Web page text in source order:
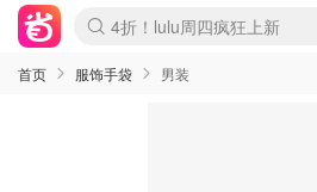
Boticinal 夏促开抢！
4折！lulu周四疯狂上新
速领！Stanley独家85折
Zalando 奥莱闪促！每日更新
首页 服饰手袋 男装